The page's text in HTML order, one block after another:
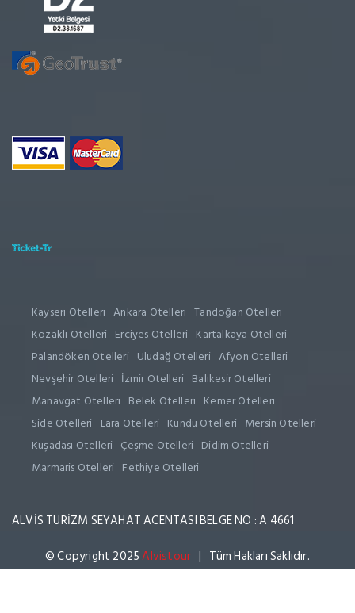
Kayseri Otelleri Ankara Otelleri Tandoğan Otelleri
Kozaklı Otelleri Erciyes Otelleri Kartalkaya Otelleri
Palandöken Otelleri Uludağ Otelleri Afyon Otelleri
Nevşehir Otelleri İzmir Otelleri Balıkesir Otelleri
Manavgat Otelleri Belek Otelleri Kemer Otelleri
Side Otelleri Lara Otelleri Kundu Otelleri Mersin Otelleri
Kuşadası Otelleri Çeşme Otelleri Didim Otelleri
Marmaris Otelleri Fethiye Otelleri
ALVİS TURİZM SEYAHAT ACENTASI BELGE NO : A 4661
© Copyright 2025Alvistour | Tüm Hakları Saklıdır.